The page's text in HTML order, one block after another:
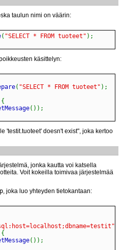
taulun nimi on väärin:
( "SELECT * FROM tuoteet" ) ;
käsittelyn:
( "SELECT * FROM tuoteet" ) ;
{
( ) ) ;
'testit.tuoteet' doesn't exist", joka kertoo
jonka kautta voi katsella
Voit kokeilla toimivaa järjestelmää
, joka luo yhteyden tietokantaan:
{
( ) ) ;